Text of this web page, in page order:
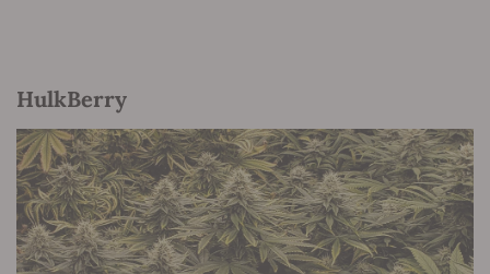
HulkBerry